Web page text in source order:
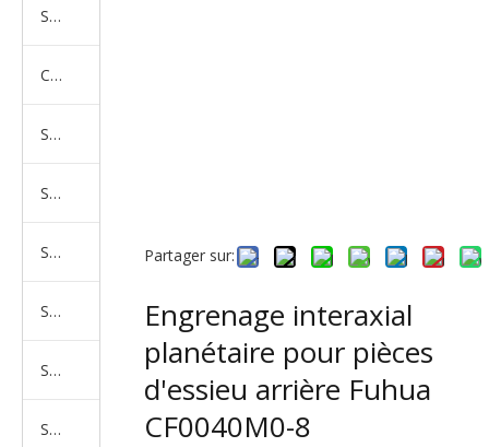
Série de camions Sinotruk
Camion Shacman Série
Série de camions SAIC-lveco Hongyan
Série de camions Foton Auman
Série de camions FAW Jiefang
Série de camions Dongfeng
Série de camions North Benz Beiben
Série de camions américains, européens et japonais
Partager sur:
Engrenage interaxial
planétaire pour pièces
d'essieu arrière Fuhua
CF0040M0-8